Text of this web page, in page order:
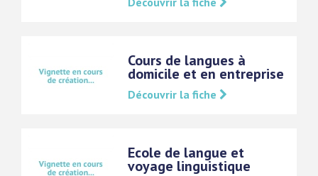
Cours de langues à
domicile et en entreprise
Découvrir la fiche
Ecole de langue et
voyage linguistique